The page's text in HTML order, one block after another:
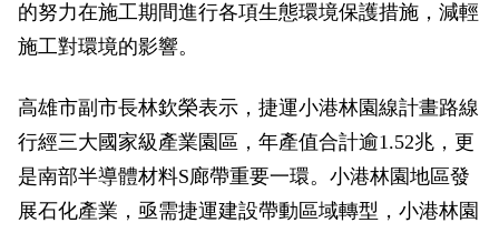
的努力在施工期間進行各項生態環境保護措施，減輕
施工對環境的影響。
高雄市副市長林欽榮表示，捷運小港林園線計畫路線
行經三大國家級產業園區，年產值合計逾1.52兆，更
是南部半導體材料S廊帶重要一環。小港林園地區發
展石化產業，亟需捷運建設帶動區域轉型，小港林園